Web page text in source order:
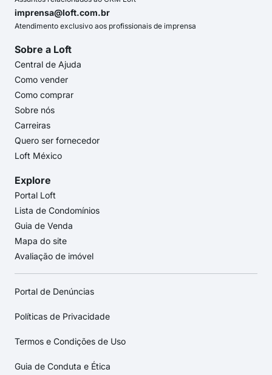
imprensa@loft.com.br
Atendimento exclusivo aos profissionais de imprensa
Sobre a Loft
Central de Ajuda
Como vender
Como comprar
Sobre nós
Carreiras
Quero ser fornecedor
Loft México
Explore
Portal Loft
Lista de Condomínios
Guia de Venda
Mapa do site
Avaliação de imóvel
Portal de Denúncias
Políticas de Privacidade
Termos e Condições de Uso
Guia de Conduta e Ética